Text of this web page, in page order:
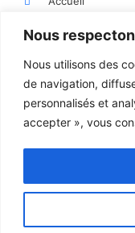
Nous
Nous utilisons des
de navigation,
personnalisés et
accepter », vous
Devis
Contact
© 2023
Création site